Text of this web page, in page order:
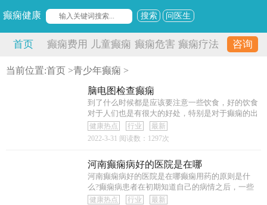
癫痫健康 搜索 问医生
首页 癫痫费用 儿童癫痫 癫痫危害 癫痫疗法 咨询
当前位置:首页 >青少年癫痫 >
脑电图检查癫痫
到了什么时候都是应该要注意一些饮食，好的饮食
对于人们也是有很大的好处，特别是对于癫痫的出
现
健康热点 行业
最新
2022-3-31 阅读数：1297次
河南癫痫病好的医院是在哪
河南癫痫病好的医院是在哪癫痫用药的原则是什
么?癫痫病患者在初期知道自己的病情之后，一些
患者就
健康热点 行业
最新